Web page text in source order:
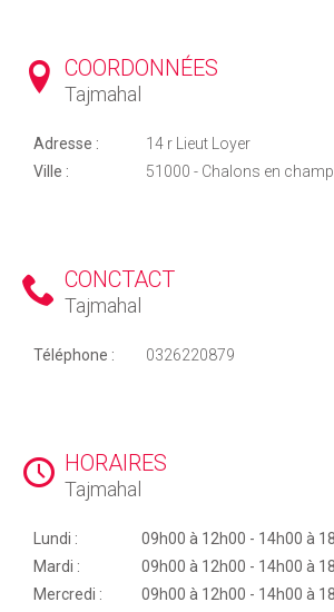
COORDONNÉES
Tajmahal
Adresse :
14 r Lieut Loyer
Ville :
51000 - Chalons en
CONCTACT
Tajmahal
Téléphone : 0326220879
HORAIRES
Tajmahal
Lundi :
09h00 à 12h00 - 14h00 à
Mardi :
09h00 à 12h00 - 14h00 à
Mercredi :
09h00 à 12h00 - 14h00 à